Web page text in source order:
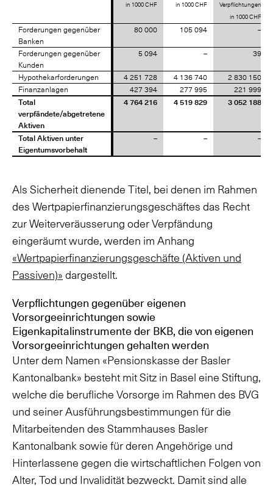
in 1000 CHF
in 1000 CHF
Verpflichtungen
in 1000 CHF
Forderungen gegenüber
Banken
80 000 105 094 –
Forderungen gegenüber
Kunden
5 094 – 39
Hypothekarforderungen 4 251 728 4 136 740
2 830 150
Finanzanlagen
427 394 277 995
221 999
Total
verpfändete/abgetretene
Aktiven
4 764 216 4 519 829 3 052 188
Total Aktiven unter
Eigentumsvorbehalt
– – –
Forderungen gegenüber
Banken
Forderungen gegenüber
Kunden
Hypothekarforderungen
Finanzanlagen
Total
verpfändete/abgetretene
Aktiven
Total Aktiven unter
Eigentumsvorbehalt
Als Sicherheit dienende Titel, bei denen im Rahmen
des Wertpapierfinanzierungsgeschäftes das Recht
zur Weiterveräusserung oder Verpfändung
eingeräumt wurde, werden im Anhang
«Wertpapierfinanzierungsgeschäfte (Aktiven und
Passiven)» dargestellt.
Verpflichtungen gegenüber eigenen
Vorsorgeeinrichtungen sowie
Eigenkapitalinstrumente der BKB, die von eigenen
Vorsorgeeinrichtungen gehalten werden
Unter dem Namen «Pensionskasse der Basler
Kantonalbank» besteht mit Sitz in Basel eine Stiftung,
welche die berufliche Vorsorge im Rahmen des BVG
und seiner Ausführungsbestimmungen für die
Mitarbeitenden des Stammhauses Basler
Kantonalbank sowie für deren Angehörige und
Hinterlassene gegen die wirtschaftlichen Folgen von
Alter, Tod und Invalidität bezweckt. Damit sind alle